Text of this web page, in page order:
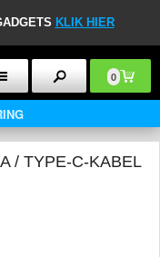
KLIK HIER
0
/ TYPE-C-KABEL